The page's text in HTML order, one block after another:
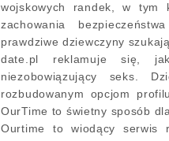
wojskowych randek, w tym
zachowania
prawdziwe dziewczyny
date.pl reklamuje się,
niezobowiązujący seks.
rozbudowanym opcjom
OurTime to świetny sposób
Ourtime to wiodący serwis